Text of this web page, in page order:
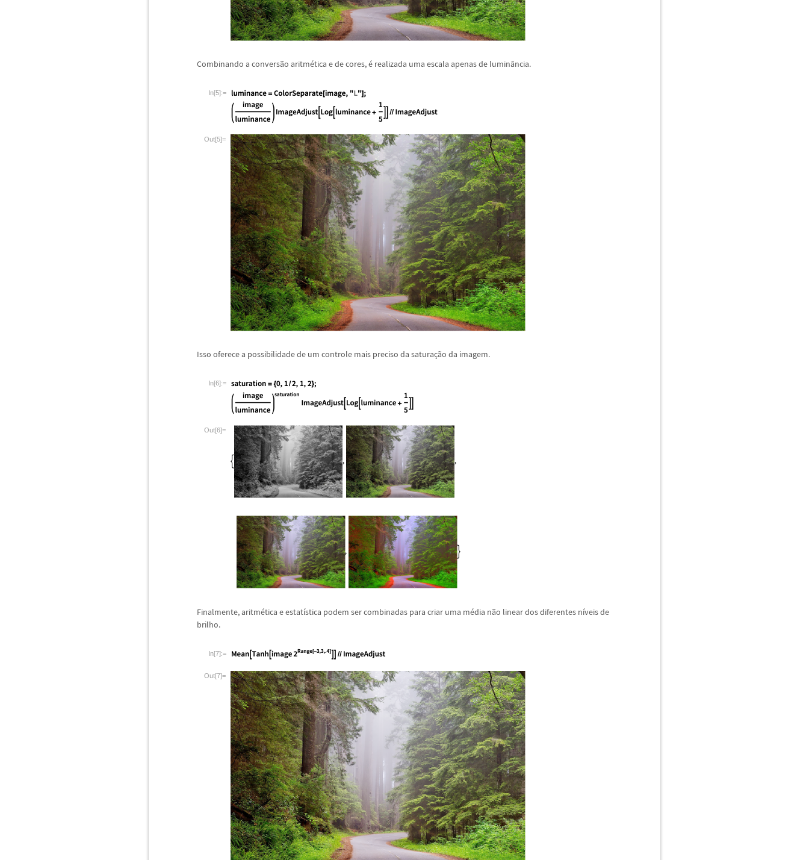
Combinando a conversão aritmética e de cores,é realizada uma escala apenas de luminância.
In[5]:=
Out[5]=
Isso oferece a possibilidade de um controle mais preciso da saturação da imagem.
In[6]:=
Out[6]=
Finalmente, aritmética e estatística podem ser combinadas para criar uma média não linear dos diferentes níveis de
brilho.
In[7]:=
Out[7]=